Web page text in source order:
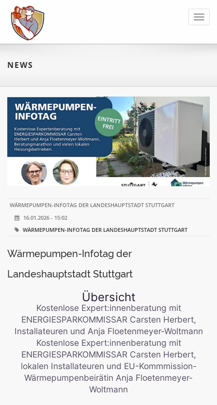
NEWS
WÄRMEPUMPEN-INFOTAG DER LANDESHAUPTSTADT STUTTGART
16.01.2026 - 15:02
WÄRMEPUMPEN-INFOTAG DER LANDESHAUPTSTADT STUTTGART
Wärmepumpen-Infotag der
Landeshauptstadt Stuttgart
Übersicht
Kostenlose Expert:innenberatung mit
ENERGIESPARKOMMISSAR Carsten Herbert,
Installateuren und Anja Floetenmeyer-Woltmann
Kostenlose Expert:innenberatung mit
ENERGIESPARKOMMISSAR Carsten Herbert,
lokalen Installateuren und EU-Kommmission-
Wärmepumpenbeirätin Anja Floetenmeyer-
Woltmann